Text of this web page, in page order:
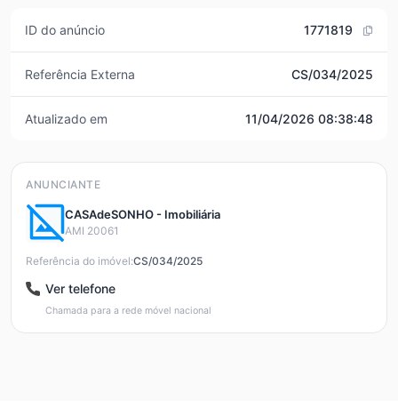
ID do anúncio 1771819
Referência Externa CS/034/2025
Atualizado em 11/04/2026 08:38:48
ANUNCIANTE
CASAdeSONHO - Imobiliária
AMI 20061
Referência do imóvel:CS/034/2025
Ver telefone
Chamada para a rede móvel nacional